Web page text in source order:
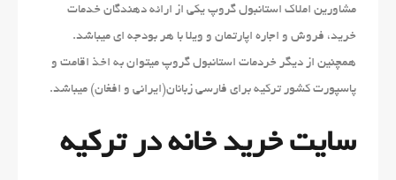
مشاورین املاک استانبول گروپ یکی از ارائه دهندگان خدمات
خرید، فروش و اجاره اپارتمان و ویلا با هر بودجه ای میباشد.
همچنین از دیگر خردمات استانبول گروپ میتوان به اخذ اقامت و
پاسپورت کشور ترکیه برای فارسی زبانان(ایرانی و افغان) میباشد.
سایت خرید خانه در ترکیه